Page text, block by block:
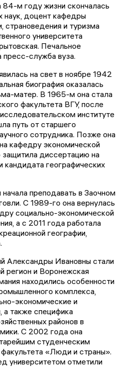
м году жизни скончалась
наук, доцент кафедры
страноведения и туризма
университета
Печальное
пресс-служба вуза.
на свет в ноябре 1942
биография оказалась
матер. В 1965-м она стала
факультета ВГУ, после
институте
путь от старшего
сотрудника. Позже она
кафедру экономической
диссертацию на
кандидата географических
преподавать в Заочном
С 1989-го она вернулась
социально-экономической
а с 2011 года работала
географии,
Александры Ивановны стали
регион и Воронежская
находились особенности
комплекса,
экономические и
а также специфика
районов в
С 2002 года она
студенческим
«Люди и страны».
университетом отметили